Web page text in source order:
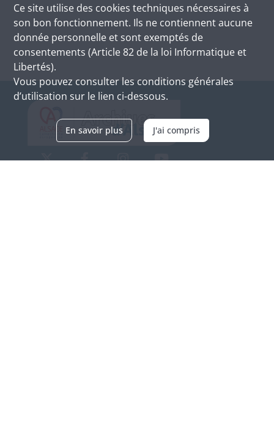
Ce site utilise des cookies techniques nécessaires à
son bon fonctionnement. Ils ne contiennent aucune
donnée personnelle et sont exemptés de
consentements (Article 82 de la loi Informatique et
Libertés).
Vous pouvez consulter les conditions générales
d’utilisation sur le lien ci-dessous.
En savoir plus J'ai compris